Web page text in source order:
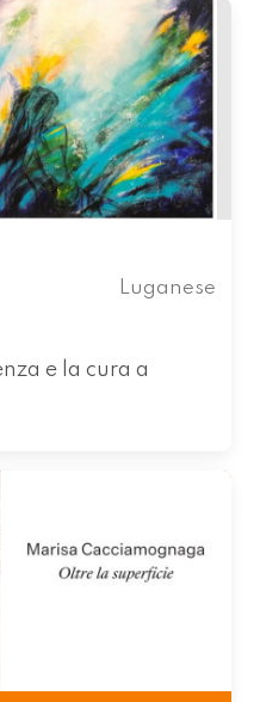
Luganese
e la cura a